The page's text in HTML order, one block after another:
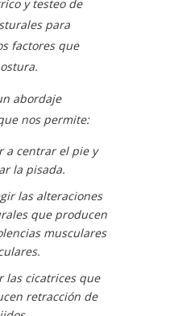
y testeo de
para
factores que
abordaje
nos permite:
a centrar el pie y
la pisada.
las alteraciones
que producen
musculares
las cicatrices que
retracción de